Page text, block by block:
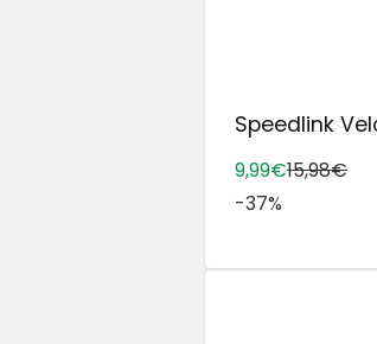
Speedlink
9,99€15,98€
-37%